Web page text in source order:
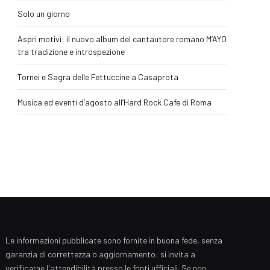
Solo un giorno
Aspri motivi: il nuovo album del cantautore romano M’AYO
tra tradizione e introspezione
Tornei e Sagra delle Fettuccine a Casaprota
Musica ed eventi d’agosto all’Hard Rock Cafe di Roma
Le informazioni pubblicate sono fornite in buona fede, senza
garanzia di correttezza o aggiornamento: si invita a
verificarne l'attendibilità presso le fonti ufficiali. Se non